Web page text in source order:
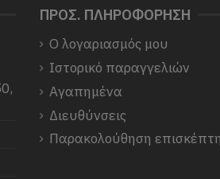
ΠΡΟΣ. ΠΛΗΡΟΦΟΡΗΣΗ
Ο λογαριασμός μου
Ιστορικό παραγγελιών
Αγαπημένα
Διευθύνσεις
Παρακολούθηση επισκέπτη